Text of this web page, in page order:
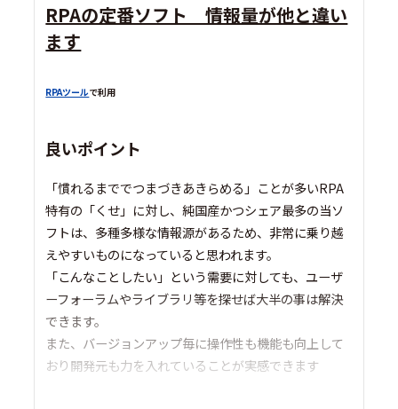
RPAの定番ソフト 情報量が他と違い
ます
RPAツールで利用
良いポイント
「慣れるまででつまづきあきらめる」ことが多いRPA
特有の「くせ」に対し、純国産かつシェア最多の当ソ
フトは、多種多様な情報源があるため、非常に乗り越
えやすいものになっていると思われます。
「こんなことしたい」という需要に対しても、ユーザ
ーフォーラムやライブラリ等を探せば大半の事は解決
できます。
また、バージョンアップ毎に操作性も機能も向上して
おり開発元も力を入れていることが実感できます